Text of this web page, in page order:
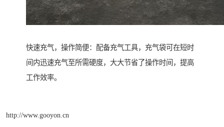
快速充气，操作简便：配备充气工具，充气袋可在短时
间内迅速充气至所需硬度，大大节省了操作时间，提高
工作效率。
http://www.gooyon.cn